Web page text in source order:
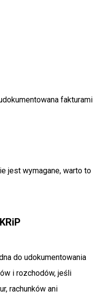
fakturami
jest wymagane, warto to
do udokumentowania
i rozchodów, jeśli
rachunków ani